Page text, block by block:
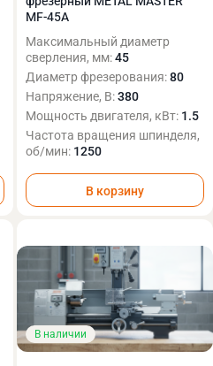
MF-45A
Максимальный диаметр
сверления, мм:45
Диаметр фрезерования:80
Напряжение, В:380
Мощность двигателя, кВт: 1.5
Частота вращения шпинделя,
об/мин: 1250
В корзину
В наличии